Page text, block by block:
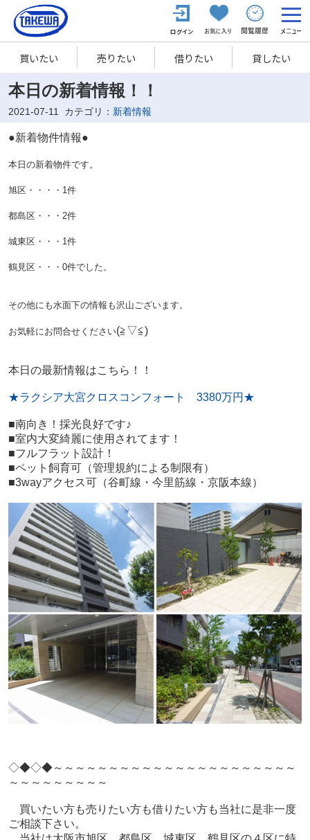
買いたい 売りたい 借りたい 貸したい
本日の新着情報！！
2021-07-11 カテゴリ： 新着情報
●新着物件情報●
本日の新着物件です。
旭区・・・・1件
都島区・・・2件
城東区・・・1件
鶴見区・・・0件でした。
その他にも水面下の情報も沢山ございます。
お気軽にお問合せください(≧▽≦)
本日の最新情報はこちら！！
★ラクシア大宮クロスコンフォート 3380万円★
■南向き！採光良好です♪
■室内大変綺麗に使用されてます！
■フルフラット設計！
■ペット飼育可（管理規約による制限有）
■3wayアクセス可（谷町線・今里筋線・京阪本線）
◇◆◇◆～～～～～～～～～～～～～～～～～～～～～～
～～～～～～～～～
買いたい方も売りたい方も借りたい方も当社に是非一度
ご相談下さい。